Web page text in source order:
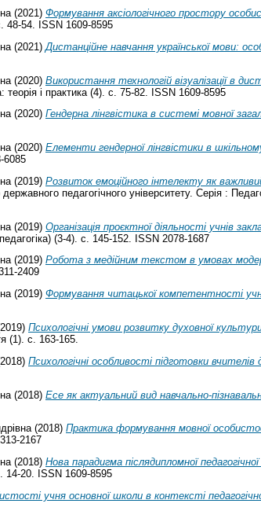
(2021) Формування аксіологічного простору
48-54. ISSN 1609-8595
(2021) Дистанційне навчання української мови:
(2020) Використання технологій візуалізації в
теорія і практика (4). с. 75-82. ISSN 1609-8595
(2020) Гендерна лінгвістика в системі мовної
(2020) Елементи гендерної лінгвістики в
6085
(2019) Розвиток емоційного інтелекту як
педагогічного університету. Серія :
(2019) Організація проєктної діяльності учнів
(3-4). с. 145-152. ISSN 2078-1687
(2019) Робота з медійним текстом в умовах
2409
(2019) Формування читацької компетентності
Психологічні умови розвитку духовної
(1). с. 163-165.
Психологічні особливості підготовки
(2018) Есе як актуальний вид навчально-
(2018) Практика формування мовної
2167
(2018) Нова парадигма післядипломної
14-20. ISSN 1609-8595
учня основної школи в контексті